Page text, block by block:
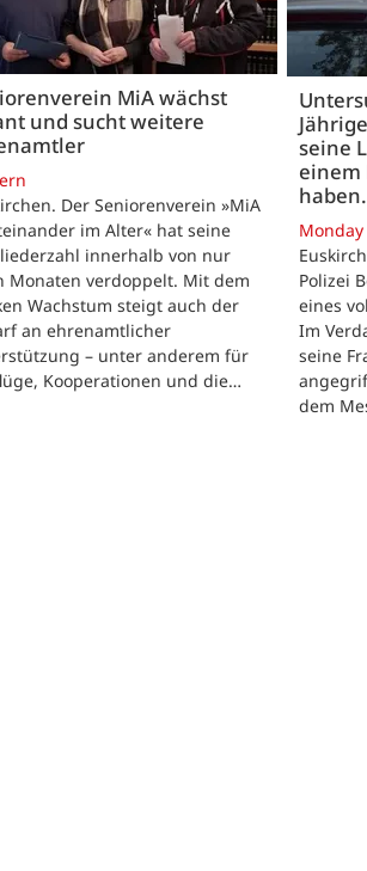
MiA wächst
und sucht weitere
Der Seniorenverein »MiA
im Alter« hat seine
innerhalb von nur
Monaten verdoppelt. Mit dem
Wachstum steigt auch der
an ehrenamtlicher
– unter anderem für
Kooperationen und die…
seine
einem
haben.
Monday
Polizei
eines
Im
seine
dem